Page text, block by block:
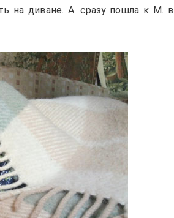
на диване. А. сразу пошла к М. в